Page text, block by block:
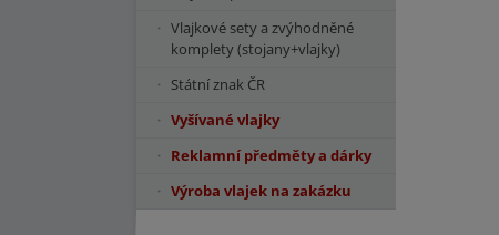
Vlajkové sety a zvýhodněné
komplety (stojany+vlajky)
Státní znak ČR
Vyšívané vlajky
Reklamní předměty a dárky
Výroba vlajek na zakázku